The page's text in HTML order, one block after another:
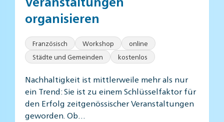
organisieren
Französisch Workshop
online
Städte und Gemeinden
kostenlos
Nachhaltigkeit ist mittlerweile mehr als nur
ein Trend: Sie ist zu einem Schlüsselfaktor für
den Erfolg zeitgenössischer Veranstaltungen
geworden. Ob…